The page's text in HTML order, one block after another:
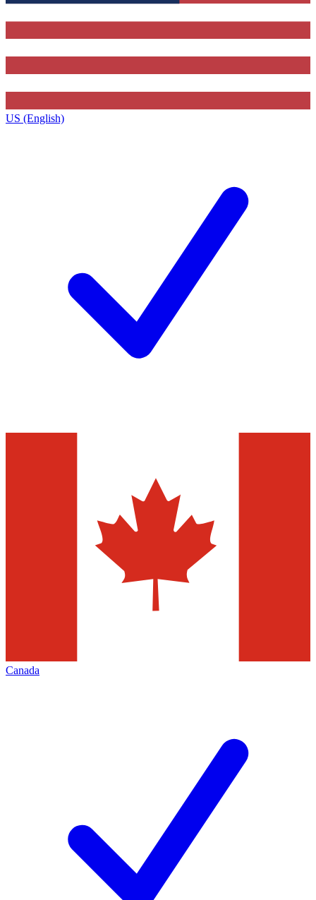
US (English)
Canada